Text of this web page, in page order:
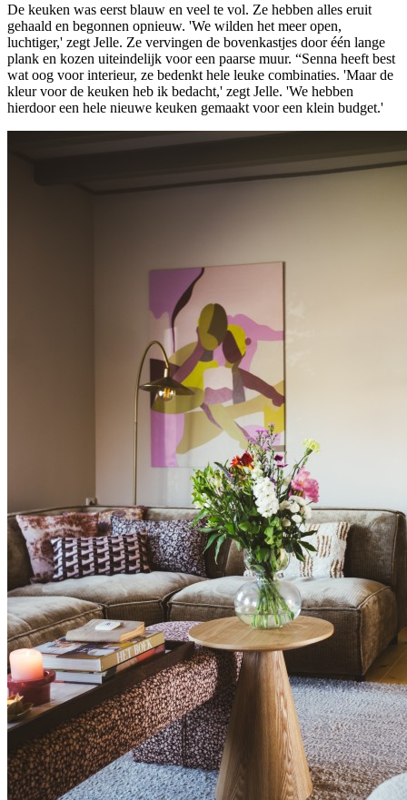
De keuken was eerst blauw en veel te vol. Ze hebben alles eruit
gehaald en begonnen opnieuw. 'We wilden het meer open,
luchtiger,' zegt Jelle. Ze vervingen de bovenkastjes door één lange
plank en kozen uiteindelijk voor een paarse muur. “Senna heeft best
wat oog voor interieur, ze bedenkt hele leuke combinaties. 'Maar de
kleur voor de keuken heb ik bedacht,' zegt Jelle. 'We hebben
hierdoor een hele nieuwe keuken gemaakt voor een klein budget.'